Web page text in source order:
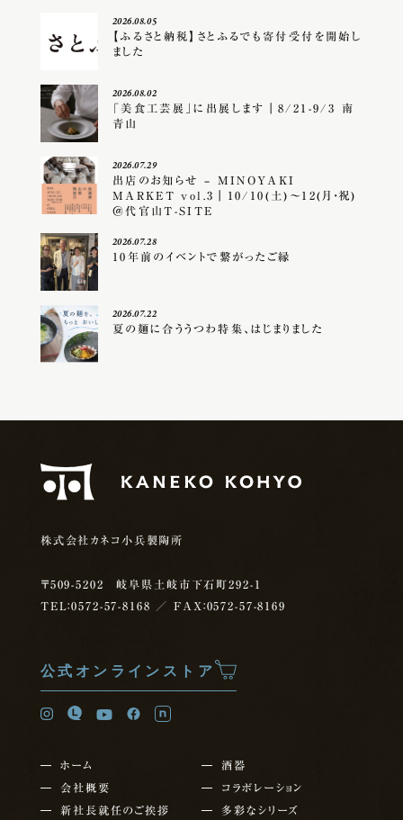
2026.08.05
【ふるさと納税】さとふるでも寄付受付を開始し
ました
2026.08.02
「美食工芸展」に出展します｜8/21-9/3 南
青山
2026.07.29
出店のお知らせ – MINOYAKI
MARKET vol.3｜10/10(土)〜12(月・祝)
＠代官山T-SITE
2026.07.28
10年前のイベントで繋がったご縁
2026.07.22
夏の麺に合ううつわ特集、はじまりました
株式会社カネコ小兵製陶所
〒509-5202 岐阜県土岐市下石町292-1
TEL：0572-57-8168
／ FAX：0572-57-8169
公式オンラインストア
ホーム
会社概要
新社長就任のご挨拶
酒器
コラボレーション
多彩なシリーズ